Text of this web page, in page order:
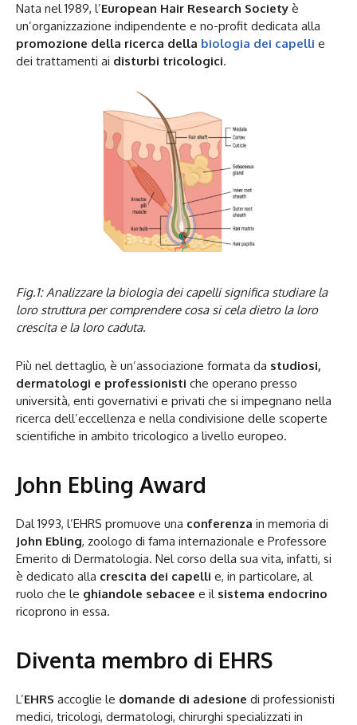
Nata nel 1989, l’European Hair Research Society è
un’organizzazione indipendente e no-profit dedicata alla
promozione della ricerca della biologia dei capelli e
dei trattamenti ai disturbi tricologici.
Fig.1: Analizzare la biologia dei capelli significa studiare la
loro struttura per comprendere cosa si cela dietro la loro
crescita e la loro caduta.
Più nel dettaglio, è un’associazione formata da studiosi,
dermatologi e professionisti che operano presso
università, enti governativi e privati che si impegnano nella
ricerca dell’eccellenza e nella condivisione delle scoperte
scientifiche in ambito tricologico a livello europeo.
John Ebling Award
Dal 1993, l’EHRS promuove una conferenza in memoria di
John Ebling, zoologo di fama internazionale e Professore
Emerito di Dermatologia. Nel corso della sua vita, infatti, si
è dedicato alla crescita dei capelli e, in particolare, al
ruolo che le ghiandole sebacee e il sistema endocrino
ricoprono in essa.
Diventa membro di EHRS
L’EHRS accoglie le domande di adesione di professionisti
medici, tricologi, dermatologi, chirurghi specializzati in